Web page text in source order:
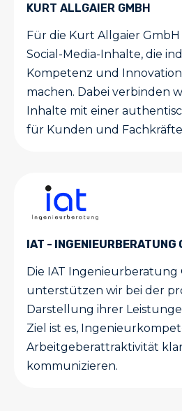
KURT ALLGAIER GMBH
Für die Kurt Allgaier
Social-Media-Inhalte, die
Kompetenz und
machen. Dabei verbinden
Inhalte mit einer
für Kunden und
IAT - INGENIEURBERATUNG
Die IAT Ingenieurberatung
unterstützen wir bei der
Darstellung ihrer
Ziel ist es,
Arbeitgeberattraktivität
kommunizieren.